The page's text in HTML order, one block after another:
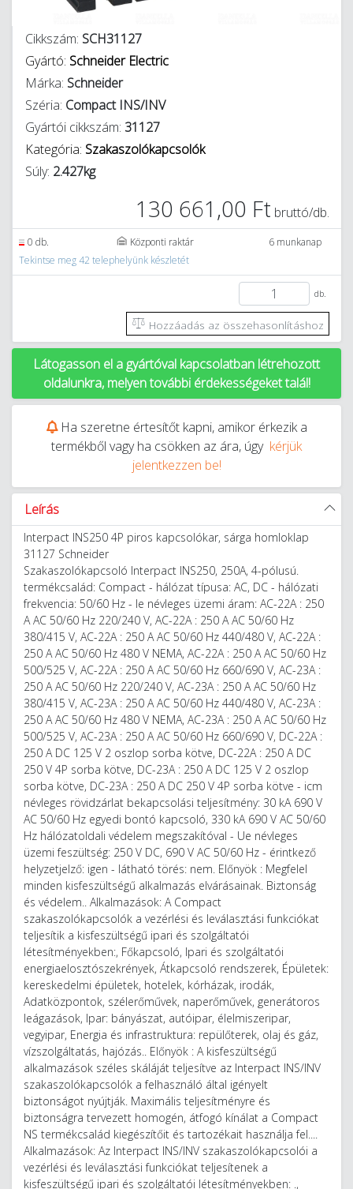
Cikkszám: SCH31127
Gyártó: Schneider Electric
Márka: Schneider
Széria: Compact INS/INV
Gyártói cikkszám: 31127
Kategória: Szakaszolókapcsolók
Súly: 2.427kg
130 661,00 Ft bruttó/db.
0 db. Központi raktár
6 munkanap
Tekintse meg 42 telephelyünk készletét
db.
Hozzáadás az összehasonlításhoz
Látogasson el a gyártóval kapcsolatban létrehozott
oldalunkra, melyen további érdekességeket talál!
Ha szeretne értesítőt kapni, amikor érkezik a
termékből vagy ha csökken az ára, úgy kérjük
jelentkezzen be!
Leírás
Interpact INS250 4P piros kapcsolókar, sárga homloklap
31127 Schneider
Szakaszolókapcsoló Interpact INS250, 250A, 4-pólusú.
termékcsalád: Compact - hálózat típusa: AC, DC - hálózati
frekvencia: 50/60 Hz - le névleges üzemi áram: AC-22A : 250
A AC 50/60 Hz 220/240 V, AC-22A : 250 A AC 50/60 Hz
380/415 V, AC-22A : 250 A AC 50/60 Hz 440/480 V, AC-22A :
250 A AC 50/60 Hz 480 V NEMA, AC-22A : 250 A AC 50/60 Hz
500/525 V, AC-22A : 250 A AC 50/60 Hz 660/690 V, AC-23A :
250 A AC 50/60 Hz 220/240 V, AC-23A : 250 A AC 50/60 Hz
380/415 V, AC-23A : 250 A AC 50/60 Hz 440/480 V, AC-23A :
250 A AC 50/60 Hz 480 V NEMA, AC-23A : 250 A AC 50/60 Hz
500/525 V, AC-23A : 250 A AC 50/60 Hz 660/690 V, DC-22A :
250 A DC 125 V 2 oszlop sorba kötve, DC-22A : 250 A DC
250 V 4P sorba kötve, DC-23A : 250 A DC 125 V 2 oszlop
sorba kötve, DC-23A : 250 A DC 250 V 4P sorba kötve - icm
névleges rövidzárlat bekapcsolási teljesítmény: 30 kA 690 V
AC 50/60 Hz egyedi bontó kapcsoló, 330 kA 690 V AC 50/60
Hz hálózatoldali védelem megszakítóval - Ue névleges
üzemi feszültség: 250 V DC, 690 V AC 50/60 Hz - érintkező
helyzetjelző: igen - látható törés: nem. Előnyök : Megfelel
minden kisfeszültségű alkalmazás elvárásainak. Biztonság
és védelem.. Alkalmazások: A Compact
szakaszolókapcsolók a vezérlési és leválasztási funkciókat
teljesítik a kisfeszültségű ipari és szolgáltatói
létesítményekben:, Főkapcsoló, Ipari és szolgáltatói
energiaelosztószekrények, Átkapcsoló rendszerek, Épületek:
kereskedelmi épületek, hotelek, kórházak, irodák,
Adatközpontok, szélerőművek, naperőművek, generátoros
leágazások, Ipar: bányászat, autóipar, élelmiszeripar,
vegyipar, Energia és infrastruktura: repülőterek, olaj és gáz,
vízszolgáltatás, hajózás.. Előnyök : A kisfeszültségű
alkalmazások széles skáláját teljesítve az Interpact INS/INV
szakaszolókapcsolók a felhasználó által igényelt
biztonságot nyújtják. Maximális teljesítményre és
biztonságra tervezett homogén, átfogó kínálat a Compact
NS termékcsalád kiegészítőit és tartozékait használja fel....
Alkalmazások: Az Interpact INS/INV szakaszolókapcsolói a
vezérlési és leválasztási funkciókat teljesítenek a
kisfeszültségű ipari és szolgáltatói létesítményekben: .,